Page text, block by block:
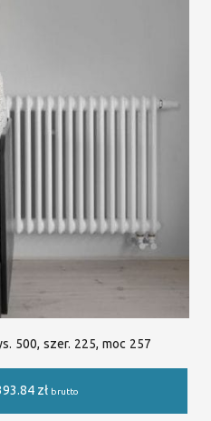
500, szer. 225, moc 257
zł brutto